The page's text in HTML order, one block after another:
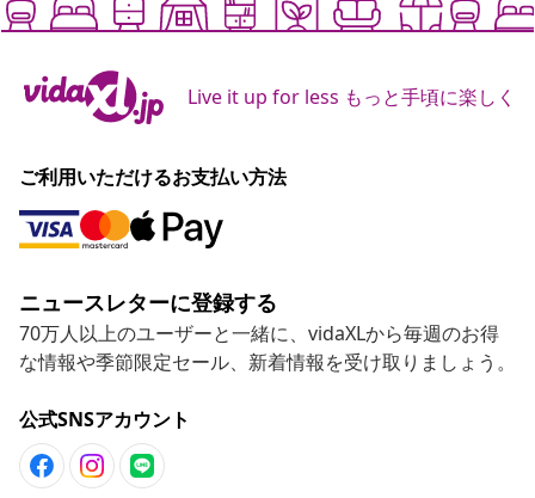
Live it up for less もっと手頃に楽しく
ご利用いただけるお支払い方法
ニュースレターに登録する
70万人以上のユーザーと一緒に、vidaXLから毎週のお得
な情報や季節限定セール、新着情報を受け取りましょう。
公式SNSアカウント